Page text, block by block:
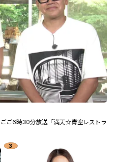
ごご6時30分放送「満天☆青空レストラ